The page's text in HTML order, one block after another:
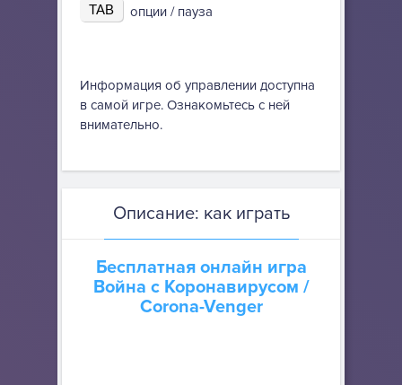
TAB опции / пауза
Информация об управлении доступна
в самой игре. Ознакомьтесь с ней
внимательно.
Описание: как играть
Бесплатная онлайн игра
Война с Коронавирусом /
Corona-Venger